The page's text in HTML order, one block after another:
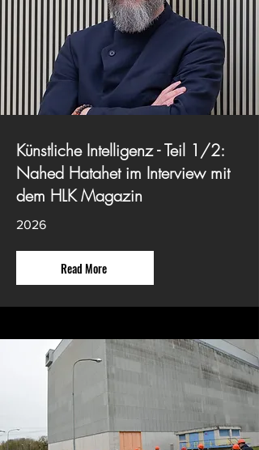
Künstliche Intelligenz - Teil 1/2:
Nahed Hatahet im Interview mit
dem HLK Magazin
2026
Read More